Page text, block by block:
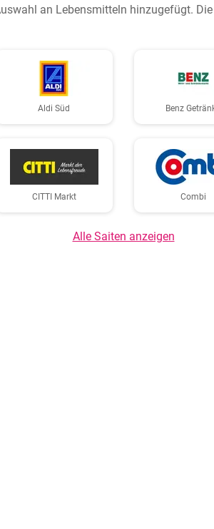
an Lebensmitteln hinzugefügt.
Aldi Süd Benz
CITTI Markt Combi
Alle Saiten anzeigen